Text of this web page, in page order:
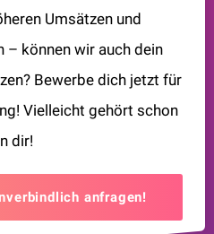
Umsätzen und
– können wir auch dein
Bewerbe dich jetzt für
Vielleicht gehört schon
dir!
anfragen!